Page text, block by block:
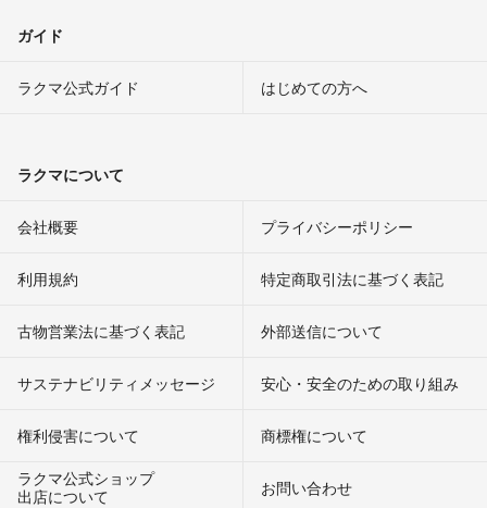
ガイド
ラクマ公式ガイド はじめての方へ
ラクマについて
会社概要 プライバシーポリシー
利用規約 特定商取引法に基づく表記
古物営業法に基づく表記 外部送信について
サステナビリティメッセージ 安心・安全のための取り組み
権利侵害について
商標権について
ラクマ公式ショップ
出店について
お問い合わせ